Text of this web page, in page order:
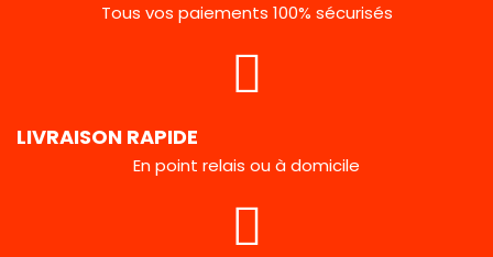
Tous vos paiements 100% sécurisés
LIVRAISON RAPIDE
En point relais ou à domicile